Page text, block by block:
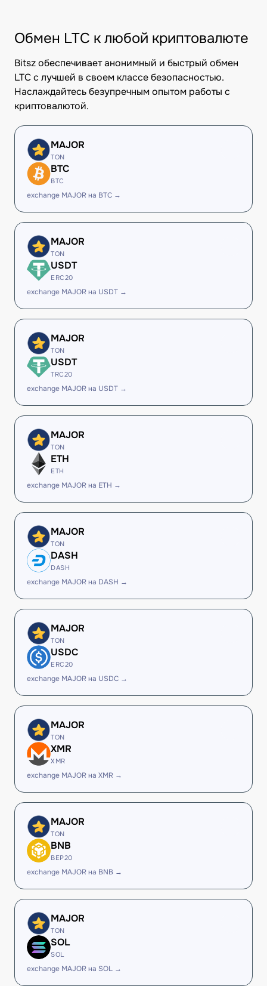
Обмен LTC к любой криптовалюте
Bitsz обеспечивает анонимный и быстрый обмен
LTC с лучшей в своем классе безопасностью.
Наслаждайтесь безупречным опытом работы с
криптовалютой.
MAJOR
TON
BTC
BTC
exchange MAJOR на BTC →
MAJOR
TON
USDT
ERC20
exchange MAJOR на USDT →
MAJOR
TON
USDT
TRC20
exchange MAJOR на USDT →
MAJOR
TON
ETH
ETH
exchange MAJOR на ETH →
MAJOR
TON
DASH
DASH
exchange MAJOR на DASH →
MAJOR
TON
USDC
ERC20
exchange MAJOR на USDC →
MAJOR
TON
XMR
XMR
exchange MAJOR на XMR →
MAJOR
TON
BNB
BEP20
exchange MAJOR на BNB →
MAJOR
TON
SOL
SOL
exchange MAJOR на SOL →